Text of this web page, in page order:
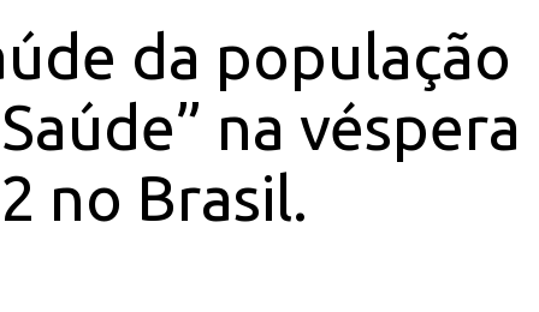
da população
na véspera
no Brasil.